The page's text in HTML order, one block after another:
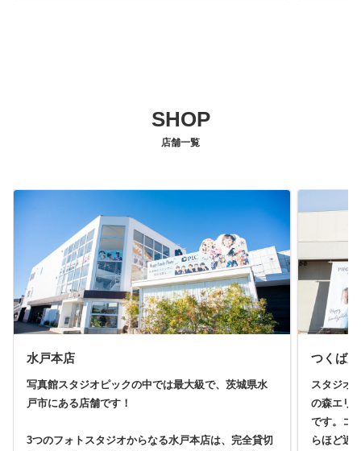
SHOP
店舗一覧
水戸本店
写真館スタジオピックの中では最大級で、茨城県水
戸市にある店舗です！
3つのフォトスタジオからなる水戸本店は、完全貸切
つくば店
スタジオ
の森エリ
です。コ
らほど近